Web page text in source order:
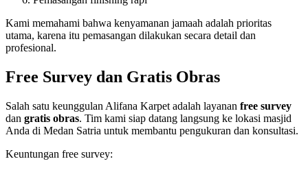
Kami memahami bahwa kenyamanan jamaah adalah prioritas
utama, karena itu pemasangan dilakukan secara detail dan
profesional.
Free Survey dan Gratis Obras
Salah satu keunggulan Alifana Karpet adalah layanan free survey
dan gratis obras. Tim kami siap datang langsung ke lokasi masjid
Anda di Medan Satria untuk membantu pengukuran dan konsultasi.
Keuntungan free survey: